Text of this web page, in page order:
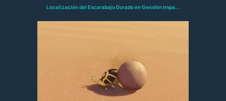
Localización del Escarabajo Dorado en Genshin Impa...